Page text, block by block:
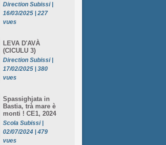
Direction Subissi |
16/03/2025 | 227
vues
LEVA D'AVÀ
(CICULU 3)
Direction Subissi |
17/02/2025 | 380
vues
Spassighjata in
Bastia, trà mare è
monti ! CE1, 2024
Scola Subissi |
02/07/2024 | 479
vues